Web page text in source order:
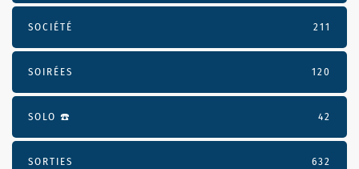
SOCIÉTÉ 211
SOIRÉES 120
SOLO ☎️ 42
SORTIES 632